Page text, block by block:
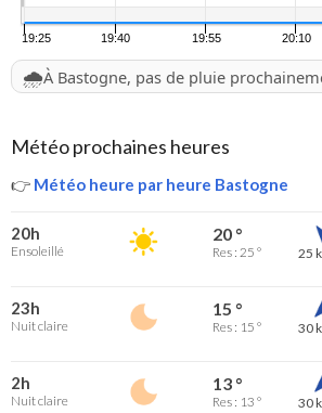
19:25 19:40 19:55 20:10
🌧️À Bastogne, pas de pluie
Météo prochaines heures
👉 Météo heure par heure Bastogne
20h
Ensoleillé
20 °
Res : 25 ° 25
23h
Nuit claire
15 °
Res : 15 ° 30
2h
Nuit claire
13 °
Res : 13 ° 30